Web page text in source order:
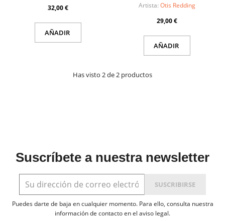
32,00 €
AÑADIR
Artista: Otis Redding
29,00 €
AÑADIR
Has visto 2 de 2 productos
Suscríbete a nuestra newsletter
Puedes darte de baja en cualquier momento. Para ello, consulta nuestra
información de contacto en el aviso legal.